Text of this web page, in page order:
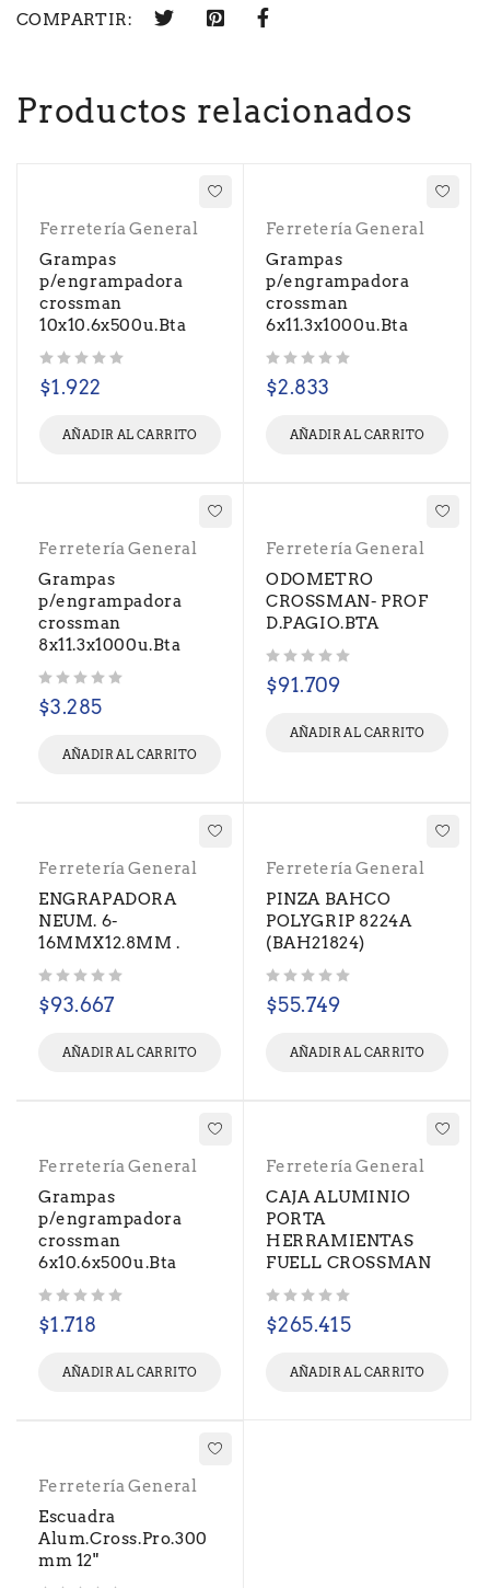
COMPARTIR:
Productos relacionados
Ferretería General
Grampas
p/engrampadora
crossman
10x10.6x500u.Bta
$1.922
AÑADIR AL CARRITO
Ferretería General
Grampas
p/engrampadora
crossman
6x11.3x1000u.Bta
$2.833
AÑADIR AL CARRITO
Ferretería General
Grampas
p/engrampadora
crossman
8x11.3x1000u.Bta
$3.285
AÑADIR AL CARRITO
Ferretería General
ODOMETRO
CROSSMAN- PROF
D.PAGIO.BTA
$91.709
AÑADIR AL CARRITO
Ferretería General
ENGRAPADORA
NEUM. 6-
16MMX12.8MM .
$93.667
AÑADIR AL CARRITO
Ferretería General
PINZA BAHCO
POLYGRIP 8224A
(BAH21824)
$55.749
AÑADIR AL CARRITO
Ferretería General
Grampas
p/engrampadora
crossman
6x10.6x500u.Bta
$1.718
AÑADIR AL CARRITO
Ferretería General
CAJA ALUMINIO
PORTA
HERRAMIENTAS
FUELL CROSSMAN
$265.415
AÑADIR AL CARRITO
Ferretería General
Escuadra
Alum.Cross.Pro.300
mm 12"